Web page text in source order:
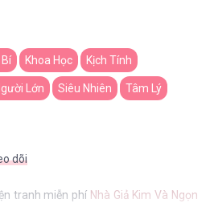
Bí Khoa Học Kịch Tính
Lớn Siêu Nhiên Tâm Lý
dõi
tranh miễn phí Nhà Giả Kim Và Ngọn